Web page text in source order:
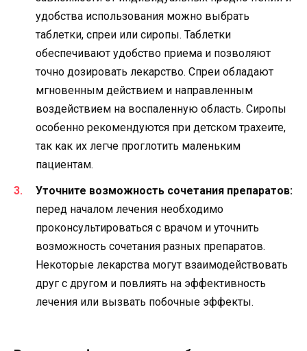
удобства использования можно выбрать
таблетки, спреи или сиропы. Таблетки
обеспечивают удобство приема и позволяют
точно дозировать лекарство. Спреи обладают
мгновенным действием и направленным
воздействием на воспаленную область. Сиропы
особенно рекомендуются при детском трахеите,
так как их легче проглотить маленьким
пациентам.
Уточните возможность сочетания препаратов:
перед началом лечения необходимо
проконсультироваться с врачом и уточнить
возможность сочетания разных препаратов.
Некоторые лекарства могут взаимодействовать
друг с другом и повлиять на эффективность
лечения или вызвать побочные эффекты.